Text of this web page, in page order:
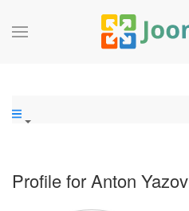
Profile for Anton Yazov